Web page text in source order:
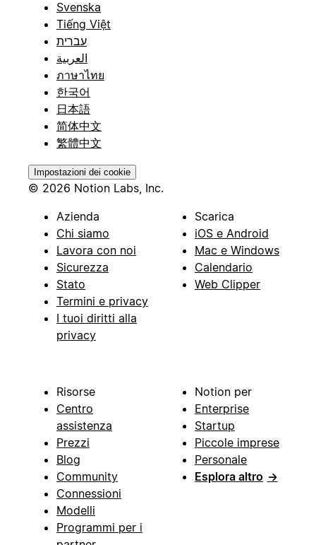
Svenska
Tiếng Việt
עברית
العربية
ภาษาไทย
한국어
日本語
简体中文
繁體中文
Impostazioni dei cookie
© 2026 Notion Labs, Inc.
Azienda
Chi siamo
Lavora con noi
Sicurezza
Stato
Termini e privacy
I tuoi diritti alla
privacy
Scarica
iOS e Android
Mac e Windows
Calendario
Web Clipper
Risorse
Centro
assistenza
Prezzi
Blog
Community
Connessioni
Modelli
Programmi per i
Notion per
Enterprise
Startup
Piccole imprese
Personale
Esplora altro →